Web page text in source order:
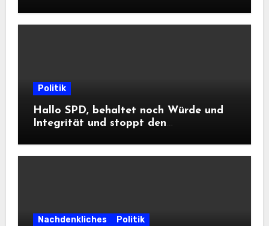
Politik
Hallo SPD, behaltet noch Würde und
Integrität und stoppt den
Informationsfreiheit!
Nachdenkliches Politik